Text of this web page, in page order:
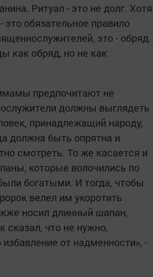
Ритуал - это не долг. Хотя
обязательное правило
это - обряд.
как обряд, но не как
предпочитают не
должны выглядеть
принадлежащий народу,
должна быть опрятна и
смотреть. То же касается и
которые волочились по
богатыми. И тогда, чтобы
велел им укоротить
носил длинный шапан,
сказал, что не нужно,
от надменности», -